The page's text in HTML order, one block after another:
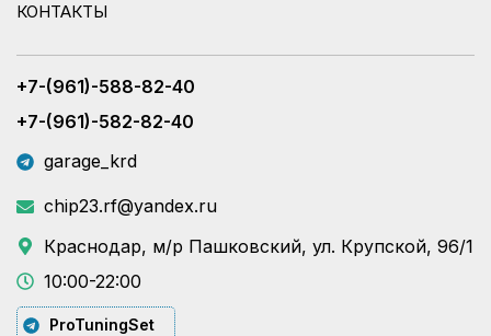
КОНТАКТЫ
+7-(961)-588-82-40
+7-(961)-582-82-40
garage_krd
chip23.rf@yandex.ru
Краснодар, м/р Пашковский, ул. Крупской, 96/1
10:00-22:00
ProTuningSet